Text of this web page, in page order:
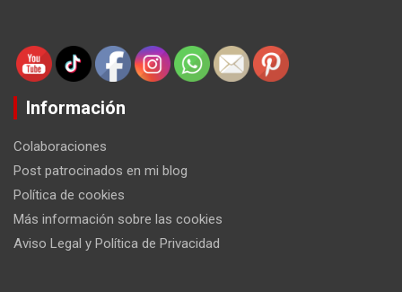
Información
Colaboraciones
Post patrocinados en mi blog
Política de cookies
Más información sobre las cookies
Aviso Legal y Política de Privacidad